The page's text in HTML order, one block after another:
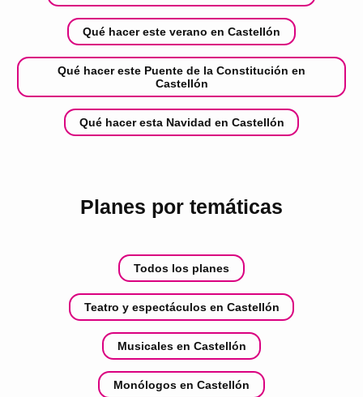
Qué hacer este verano en Castellón
Qué hacer este Puente de la Constitución en
Castellón
Qué hacer esta Navidad en Castellón
Planes por temáticas
Todos los planes
Teatro y espectáculos en Castellón
Musicales en Castellón
Monólogos en Castellón